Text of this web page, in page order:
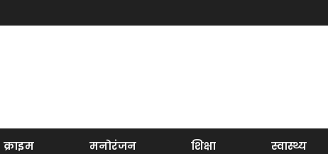
क्राइम मनोरंजन शिक्षा स्वास्थ्य